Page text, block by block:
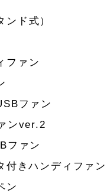
ド式）
ファン
ファン
ンver.2
ファン
付きハンディファン
ン